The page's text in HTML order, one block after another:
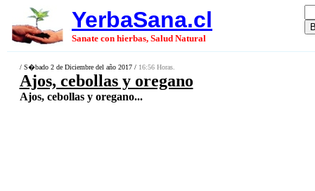
YerbaSana.cl
Sanate con hierbas, Salud Natural
/ S�bado 2 de Diciembre del año 2017 / 16:56 Horas.
Ajos, cebollas y oregano
Ajos, cebollas y oregano...